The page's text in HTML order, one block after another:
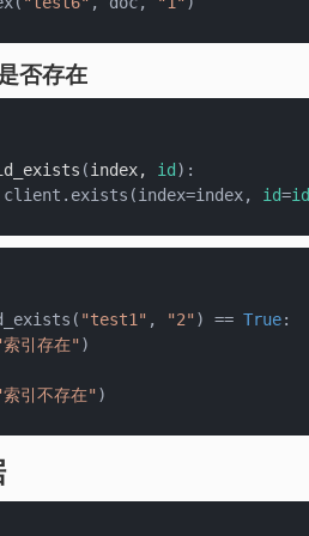
否存在
(index, id ):
id=id
"test1" , "2" ) == True:
引存在"
引不存在"